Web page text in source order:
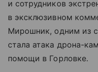
и сотрудников
в эксклюзивном
Мирошник, одним из
стала атака дрона-
помощи в Горловке.